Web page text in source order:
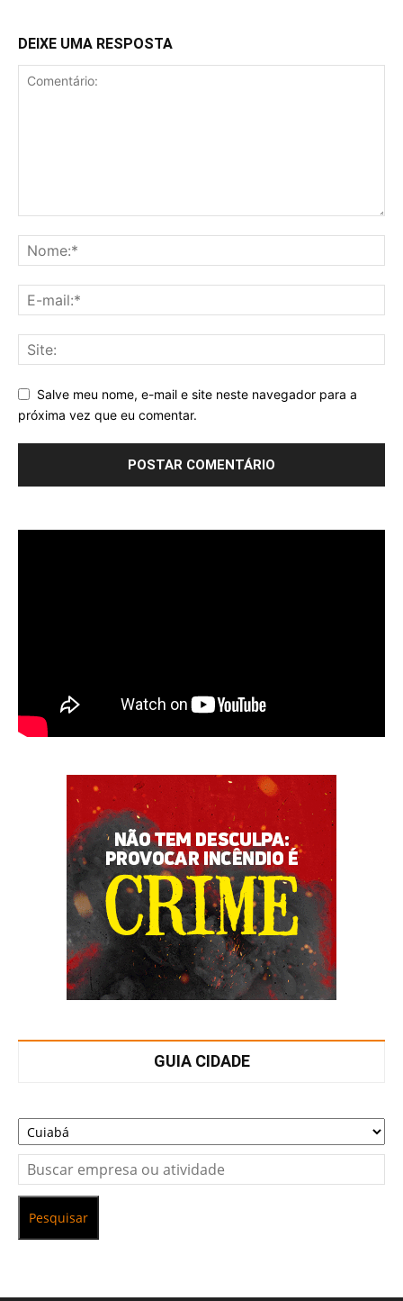
DEIXE UMA RESPOSTA
Salve meu nome, e-mail e site neste navegador para a
próxima vez que eu comentar.
GUIA CIDADE
Pesquisar